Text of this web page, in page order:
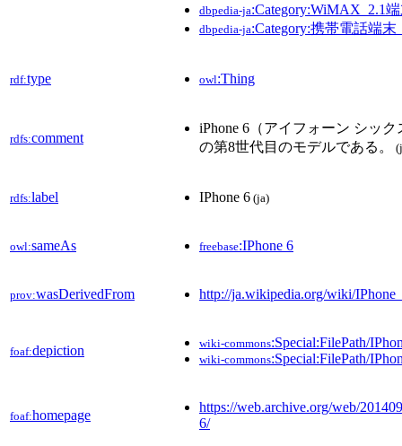
dbpedia-ja:Category:WiMAX_2.1
dbpedia-ja:Category:携帯電話端末
rdf:type owl:Thing
rdfs:comment
iPhone 6（アイフォーン シッ
の第8世代目のモデルである。
rdfs:label IPhone 6 (ja)
owl:sameAs freebase:IPhone 6
prov:wasDerivedFrom http://ja.wikipedia.org/wiki/
foaf:depiction wiki-commons:Special:FilePath/
wiki-commons:Special:FilePath/
foaf:homepage
https://web.archive.org/web/
6/